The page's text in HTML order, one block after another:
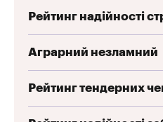
Рейтинг надійності
Аграрний незламний
Рейтинг тендерних